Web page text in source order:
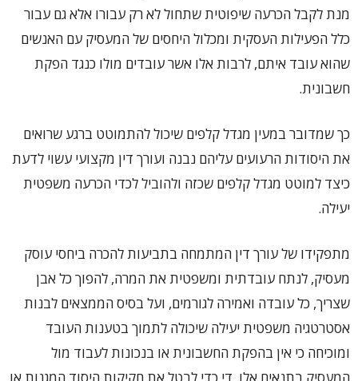
מנת לקבל הכרעה שיפוטית שתחול לא רק עבורו אלא גם עבור
כלל הפעילות העסקית ומכלול היחסים של המעסיק עם האנשים
שהוא עובד איתם, לרבות אלו אשר עובדים מולו כנגד הפקת
חשבונית.
כך שמדובר במעין מגדל קלפים שיכול להתמוטט ברגע שרואים
את היסודות הרעועים עליהם נבנה ועורך דין מקצועי עשוי לדעת
כיצד למוטט מגדל קלפים שכזה ולהוביל לכדי הכרעה משפטית
יעילה.
מתפקידו של עורך דין המתמחה בתביעות להכרה ביחסי עוסק
מעסיק, לנתח עובדתית ומשפטית את המרה, להפוך כל אבן
שצריך, כל עובדה ואמירה לגורמים, ועל בסיס הממצאים לבנות
אסטרטגיה משפטית יעילה שיכולה לתמוך בטענות העובד
ומוכיחה כי אין בהפקת החשבונית או בנכונות לעבוד מול